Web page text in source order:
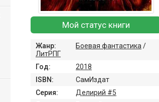
Мой статус книги
Жанр: Боевая фантастика /
ЛитРПГ
Год:
2018
ISBN:
СамИздат
Серия:
Делирий #5